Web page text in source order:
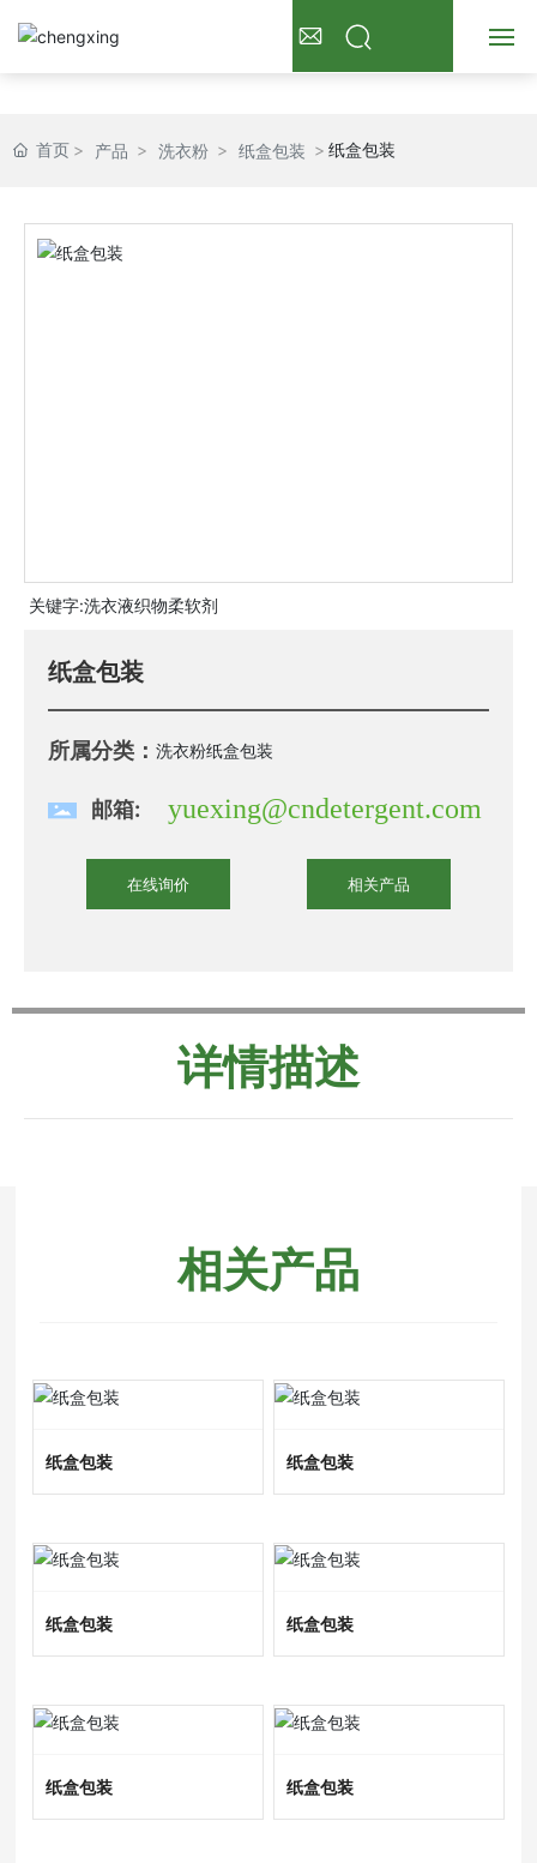
首页 产品 洗衣粉 纸盒包装 纸盒包装
关键字:洗衣液织物柔软剂
纸盒包装
所属分类：洗衣粉纸盒包装
邮箱: yuexing@cndetergent.com
在线询价 相关产品
详情描述
相关产品
纸盒包装 纸盒包装
纸盒包装 纸盒包装
纸盒包装 纸盒包装